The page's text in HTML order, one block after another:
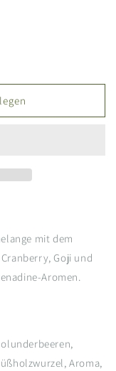
mit dem
Goji und
Aromen.
Aroma,